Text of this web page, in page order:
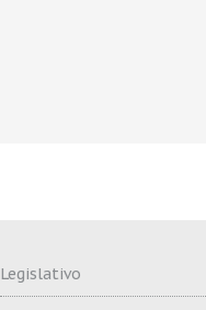
Legislativo